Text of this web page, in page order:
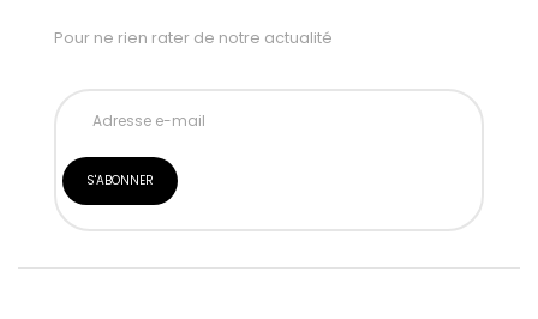
Pour ne rien rater de notre actualité